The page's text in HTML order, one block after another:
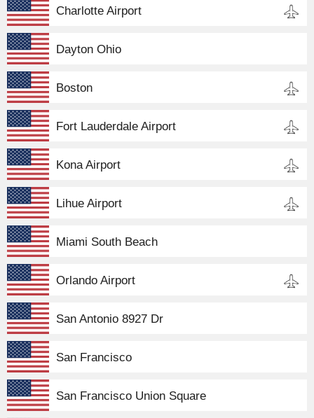
Charlotte Airport
Dayton Ohio
Boston
Fort Lauderdale Airport
Kona Airport
Lihue Airport
Miami South Beach
Orlando Airport
San Antonio 8927 Dr
San Francisco
San Francisco Union Square